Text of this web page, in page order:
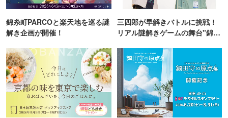
錦糸町PARCOと楽天地を巡る謎
解き企画が開催！
三四郎が早解きバトルに挑戦！
リアル謎解きゲームの舞台"錦糸